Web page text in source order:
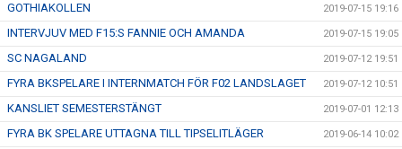
GOTHIAKOLLEN 2019-07-15 19:16
INTERVJUV MED F15:S FANNIE OCH AMANDA 2019-07-15 19:05
SC NAGALAND 2019-07-12 19:51
FYRA BKSPELARE I INTERNMATCH FÖR F02 LANDSLAGET 2019-07-12 10:51
KANSLIET SEMESTERSTÄNGT 2019-07-01 12:13
FYRA BK SPELARE UTTAGNA TILL TIPSELITLÄGER 2019-06-14 10:02